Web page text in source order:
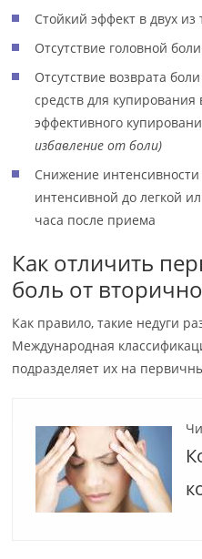
Стойкий эффект в двух из
Отсутствие головной
Отсутствие возврата
средств для
эффективного
избавление от боли)
Снижение
интенсивной до легкой
часа после приема
Как отличить
боль от
Как правило, такие недуги
Международная
подразделяет их на